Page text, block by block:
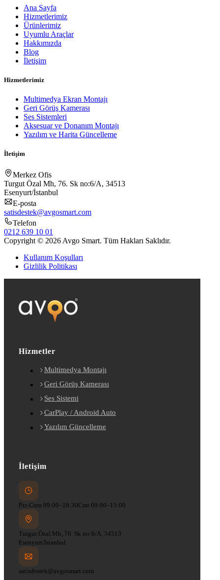
Ana Sayfa
Hizmetlerimiz
Ürünlerimiz
Uyumlu Araçlar
Hakkımızda
Blog
İletişim
Hizmetlerimiz
Multimedya Ekran Montajı
Geri Görüş Kamerası
Ses Sistemleri
Aksesuar ve Donanım Montajı
Yazılım ve Harita Güncelleme
İletişim
Merkez Ofis
Turgut Özal Mh, 76. Sk no:6/A, 34513
Esenyurt/İstanbul
E-posta
satisdestek@avgosmart.com
Telefon
0212 639 10 01
Copyright © 2026 Avgo Smart. Tüm Hakları Saklıdır.
Kullanım Koşulları
Gizlilik Politikası
Hizmetler
Multimedya Montajı
Geri Görüş Kamerası
Ses Sistemi
CarPlay / Android Auto
Yazılım Güncelleme
İletişim
Pzt-Cum 09:00–18:30Cmt 09:00–15:00
Turgut Özal Mh, 76. Sk no:6/A, 34513
Esenyurt/İstanbul
satisdestek@avgosmart.com